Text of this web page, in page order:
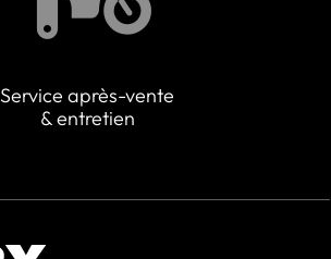
Service après-vente
& entretien